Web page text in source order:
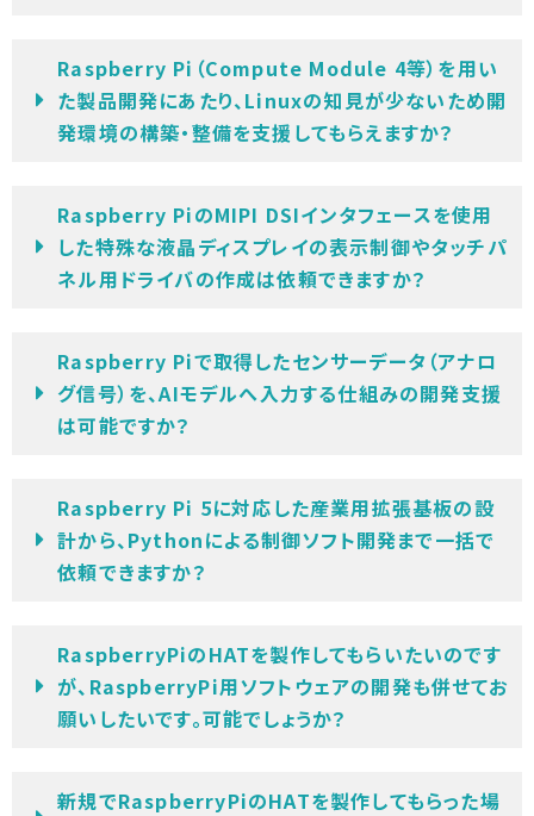
Raspberry Pi（Compute Module 4等）を用い
た製品開発にあたり、Linuxの知見が少ないため開
発環境の構築・整備を支援してもらえますか？
Raspberry PiのMIPI DSIインタフェースを使用
した特殊な液晶ディスプレイの表示制御やタッチパ
ネル用ドライバの作成は依頼できますか？
Raspberry Piで取得したセンサーデータ（アナロ
グ信号）を、AIモデルへ入力する仕組みの開発支援
は可能ですか？
Raspberry Pi 5に対応した産業用拡張基板の設
計から、Pythonによる制御ソフト開発まで一括で
依頼できますか？
RaspberryPiのHATを製作してもらいたいのです
が、RaspberryPi用ソフトウェアの開発も併せてお
願いしたいです。可能でしょうか？
新規でRaspberryPiのHATを製作してもらった場